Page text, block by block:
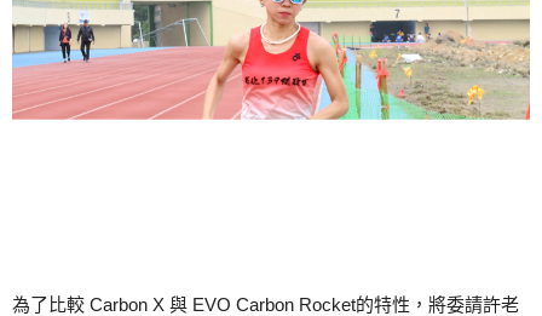
為了比較 Carbon X 與 EVO Carbon Rocket的特性，將委請許老